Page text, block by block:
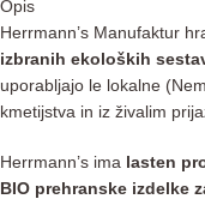
Opis
Herrmann’s Manufaktur
izbranih ekoloških
uporabljajo le lokalne
kmetijstva in iz živalim
Herrmann’s ima lasten
BIO prehranske izdelke